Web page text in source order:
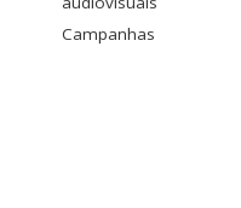
Campanhas